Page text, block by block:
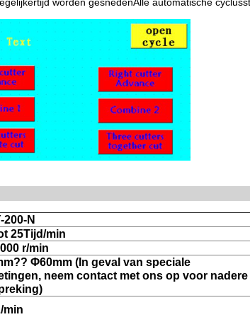
200-N
25Tijd/min
00 r/min
Φ60mm (In geval van speciale
neem contact met ons op voor nadere
min